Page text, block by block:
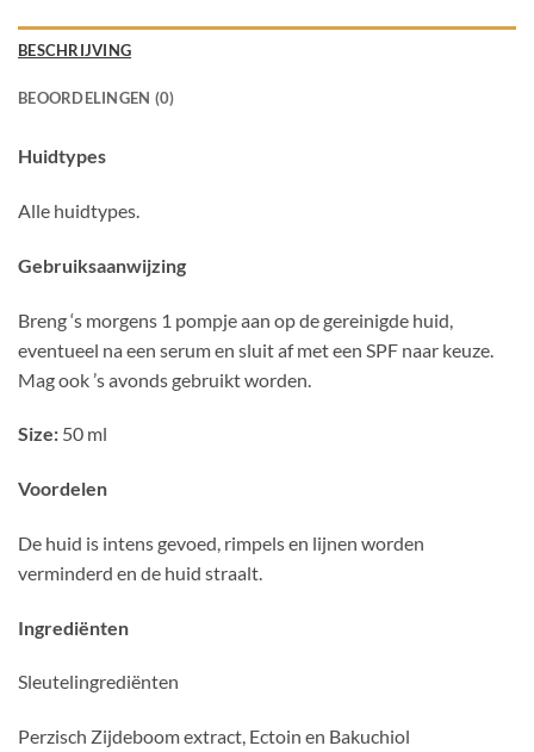
BESCHRIJVING
BEOORDELINGEN (0)
Huidtypes
Alle huidtypes.
Gebruiksaanwijzing
Breng ‘s morgens 1 pompje aan op de gereinigde huid,
eventueel na een serum en sluit af met een SPF naar keuze.
Mag ook ’s avonds gebruikt worden.
Size: 50 ml
Voordelen
De huid is intens gevoed, rimpels en lijnen worden
verminderd en de huid straalt.
Ingrediënten
Sleutelingrediënten
Perzisch Zijdeboom extract, Ectoin en Bakuchiol